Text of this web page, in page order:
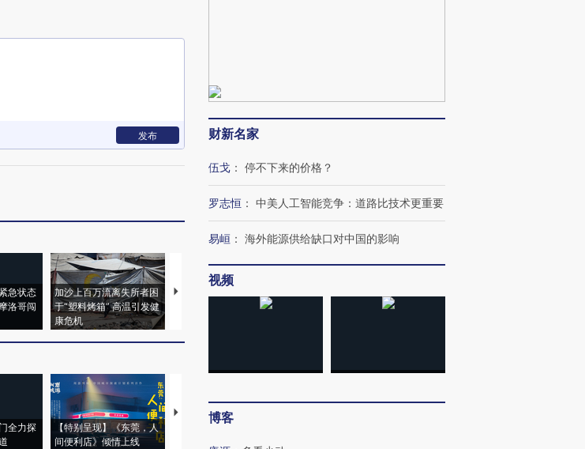
发布
急状态
洛哥闯
加沙上百万流离失所者困
于“塑料烤箱” 高温引发健
康危机
马航飞行员跨国走私7万
粒摇头丸 尿检体内含3种
术：是什么让中产们甘
全力探
【特别呈现】《东莞，人
间便利店》倾情上线
【推广】走进第四届链博
会，让数智科技“链”接产
财新名家
伍戈 ： 停不下来的价格？
罗志恒 ： 中美人工智能竞争：道路比技术更重要
易峘 ： 海外能源供给缺口对中国的影响
视频
博客